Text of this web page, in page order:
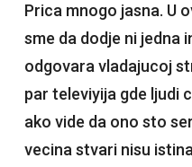
Prica mnogo jasna. U
sme da dodje ni jedna
odgovara vladajucoj
par televiyija gde ljudi
ako vide da ono sto
vecina stvari nisu